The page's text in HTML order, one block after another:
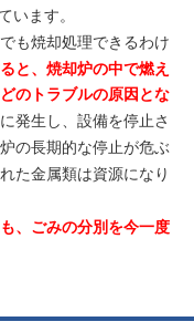
います。
も焼却処理できるわけ
と、焼却炉の中で燃え
のトラブルの原因とな
発生し、設備を停止さ
の長期的な停止が危ぶ
た金属類は資源になり
、ごみの分別を今一度